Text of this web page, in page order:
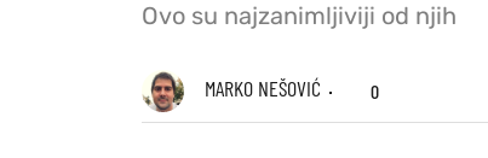
Ovo su najzanimljiviji od njih
MARKO NEŠOVIĆ 0